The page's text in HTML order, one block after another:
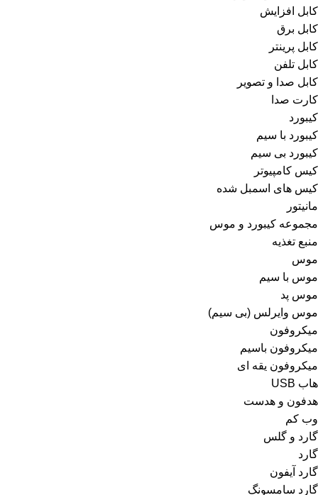
کابل افزایش
کابل برق
کابل پرینتر
کابل تلفن
کابل صدا و تصویر
کارت صدا
کیبورد
کیبورد با سیم
کیبورد بی سیم
کیس کامپیوتر
کیس های اسمبل شده
مانیتور
مجموعه کیبورد و موس
منبع تغذیه
موس
موس با سیم
موس پد
موس وایرلس (بی سیم)
میکروفون
میکروفون باسیم
میکروفون یقه ای
هاب USB
هدفون و هدست
وب کم
گارد و گلس
گارد
گارد آیفون
گارد سامسونگ